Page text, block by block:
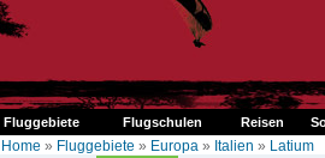
Fluggebiete Flugschulen Reisen
Home » Fluggebiete » Europa » Italien » Latium